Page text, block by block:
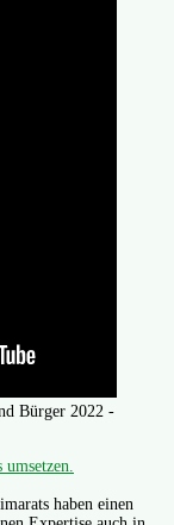
Bürger 2022 -
haben einen